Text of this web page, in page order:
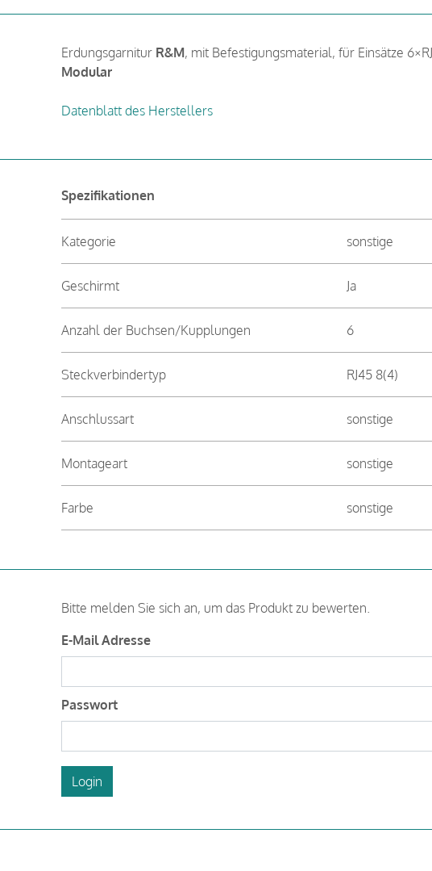
Erdungsgarnitur R&M, mit Befestigungsmaterial, für Einsätze
Modular
Datenblatt des Herstellers
Spezifikationen
Kategorie sonstige
Geschirmt Ja
Anzahl der Buchsen/Kupplungen 6
Steckverbindertyp RJ45 8(4)
Anschlussart sonstige
Montageart sonstige
Farbe sonstige
Bitte melden Sie sich an, um das Produkt zu bewerten.
E-Mail Adresse
Passwort
Login